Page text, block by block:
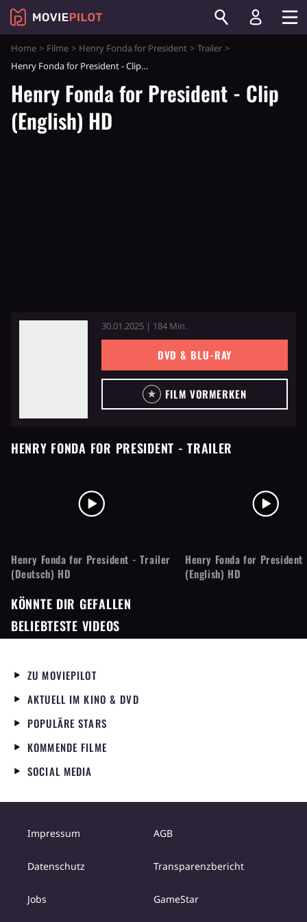
Home Filme Henry Fonda for President
Trailer
Henry Fonda for President - Clip (English) HD
Henry Fonda for President - Clip
(English) HD
30.01.2025 | 184 Min.
DVD & BLU-RAY
FILM VORMERKEN
HENRY FONDA FOR PRESIDENT - TRAILER
Henry Fonda for President - Trailer
(Deutsch) HD
Henry Fonda for
(English) HD
KÖNNTE DIR GEFALLEN
BELIEBTESTE VIDEOS
ZU MOVIEPILOT
AKTUELL IM KINO & DVD
POPULÄRE STARS
KOMMENDE FILME
SOCIAL MEDIA
Impressum AGB
Datenschutz Transparenzbericht
Jobs GameStar